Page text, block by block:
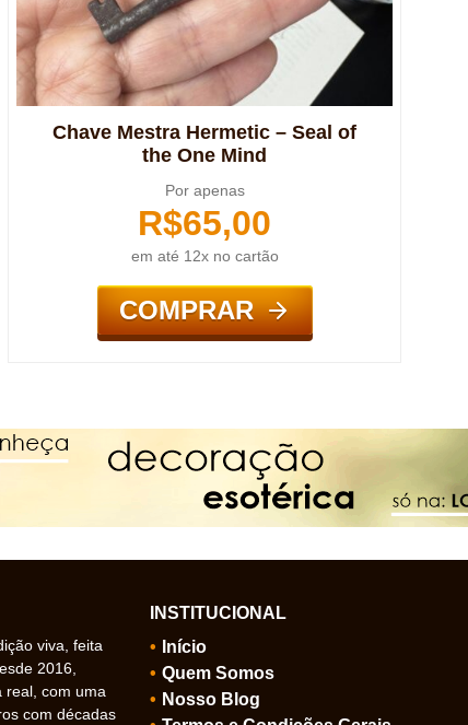
Chave Mestra Hermetic – Seal of
the One Mind
Por apenas
R$65,00
em até 12x no cartão
COMPRAR
viva, feita
2016,
real, com uma
com décadas
INSTITUCIONAL
Início
Quem Somos
Nosso Blog